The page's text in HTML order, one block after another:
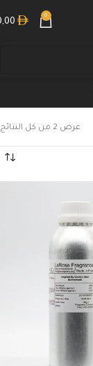
0
عرض ⁦2⁩ من كل النتائج